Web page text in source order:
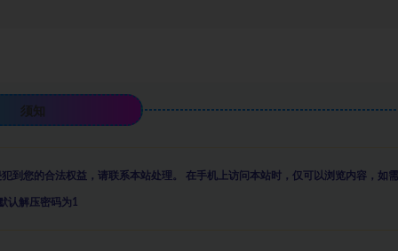
须知
到您的合法权益，请联系本站处理。 在手机上访问本站时，仅可以浏览内容，如需
认解压密码为1